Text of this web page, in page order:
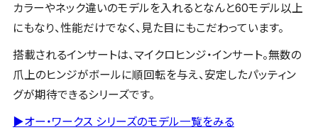
カラーやネック違いのモデルを入れるとなんと60モデル以上
にもなり、性能だけでなく、見た目にもこだわっています。
搭載されるインサートは、マイクロヒンジ・インサート。無数の
爪上のヒンジがボールに順回転を与え、安定したパッティン
グが期待できるシリーズです。
▶オー・ワークス シリーズのモデル一覧をみる